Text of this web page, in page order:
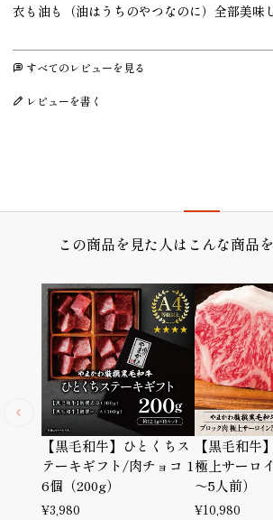
衣も油も（油はうちのやつなのに）全部美
すべてのレビューを見る
レビューを書く
この商品を見た人はこんな商品
【黒毛和牛】ひとくちス
テーキギフト/肉チョコ 1
6個（200g）
¥3,980
【黒毛和牛
極上サーロ
～5人前）
¥10,980